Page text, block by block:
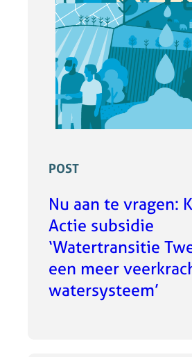
POST
Nu aan te vragen:
Actie subsidie
‘Watertransitie
een meer
watersysteem’